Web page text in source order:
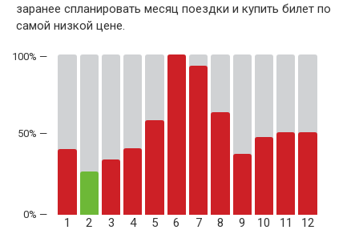
заранее спланировать месяц поездки и купить билет по
самой низкой цене.
50% —
1 2 3 4 5 6 7 8 9 10 11 12